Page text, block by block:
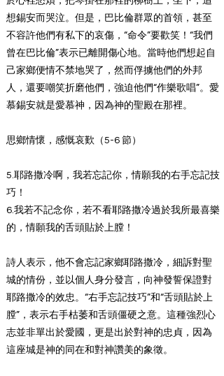
想錫安而哭泣。但是，巴比倫群眾的首領，甚至
不容許他們有私下的哀傷，“命令”要歡笑！“我們
曾在巴比倫”表示已離開傷心地。當時他們想起自
己家鄉便情不禁地哭了，然而俘擄他們的外邦
人，還要嘲笑折磨他們，強迫他們“作樂歌唱”。愛
慕錫安就是愛慕神，因為神的聖殿在那裡。
思鄉情懷，感慨哀歎（5-6 節）
5.耶路撒冷啊，我若忘記你，情願我的右手忘記技
巧！
6.我若不記念你，若不看耶路撒冷過於我所最喜樂
的，情願我的舌頭貼於上膛！
詩人表示，他不會忘記家鄉耶路撒冷，細訴對聖
城的情份，並以個人身分發言，向神發誓保證對
耶路撒冷的效忠。“右手忘記技巧”和“舌頭貼於上
膛”，表示右手枯萎和舌頭僵硬之意。這種強烈心
志並非單出於愛國，更是出於對神的忠貞，因為
這座城是神的同在和對神讚美的象徵。